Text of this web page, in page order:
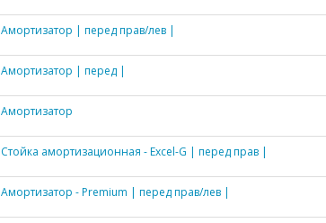
Амортизатор | перед прав/лев |
Амортизатор | перед |
Амортизатор
Стойка амортизационная - Excel-G | перед прав |
Амортизатор - Premium | перед прав/лев |